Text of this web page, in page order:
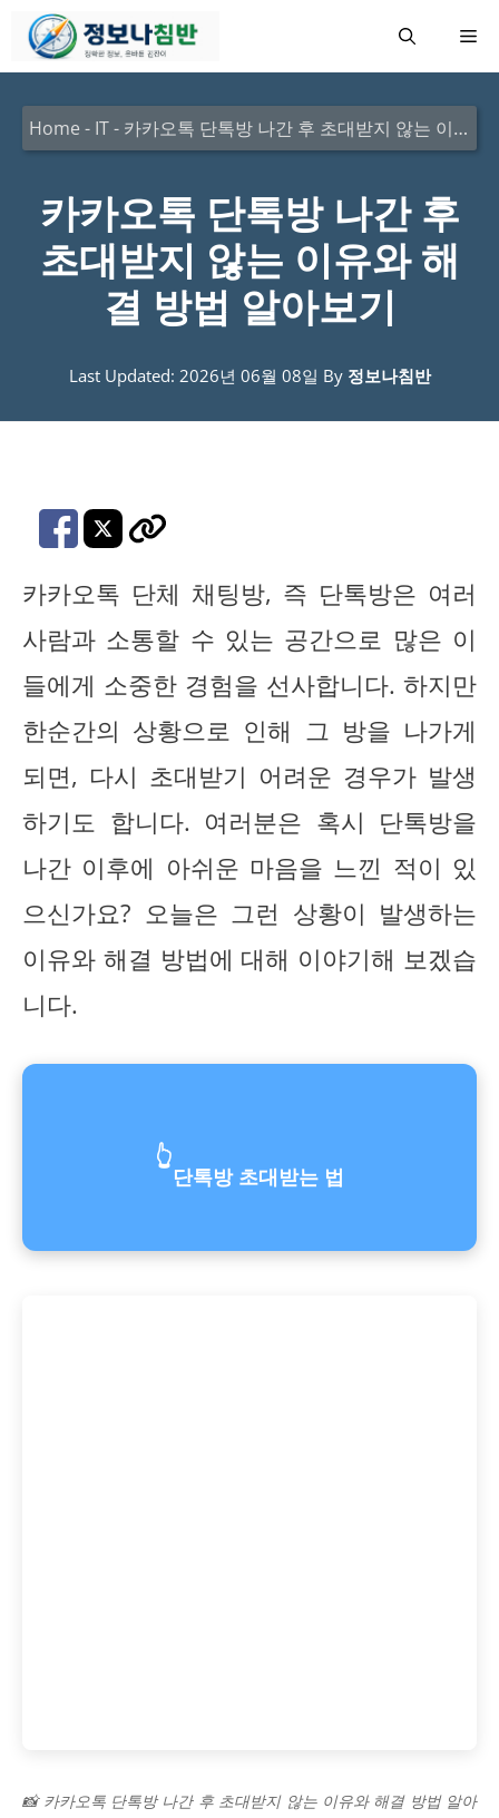
메
Home - IT- 카카오톡 단톡방 나간 후 초대받지 않는 이유와 해결 방법 알아보기
카카오톡 단톡방 나간 후
초대받지 않는 이유와 해
결 방법 알아보기
Last Updated: 2026년 06월 08일 By 정보나침반
카카오톡 단체 채팅방, 즉 단톡방은 여러
사람과 소통할 수 있는 공간으로 많은 이
들에게 소중한 경험을 선사합니다. 하지만
한순간의 상황으로 인해 그 방을 나가게
되면, 다시 초대받기 어려운 경우가 발생
하기도 합니다. 여러분은 혹시 단톡방을
나간 이후에 아쉬운 마음을 느낀 적이 있
으신가요? 오늘은 그런 상황이 발생하는
이유와 해결 방법에 대해 이야기해 보겠습
니다.
👆
단톡방 초대받는 법
📸 카카오톡 단톡방 나간 후 초대받지 않는 이유와 해결 방법 알아